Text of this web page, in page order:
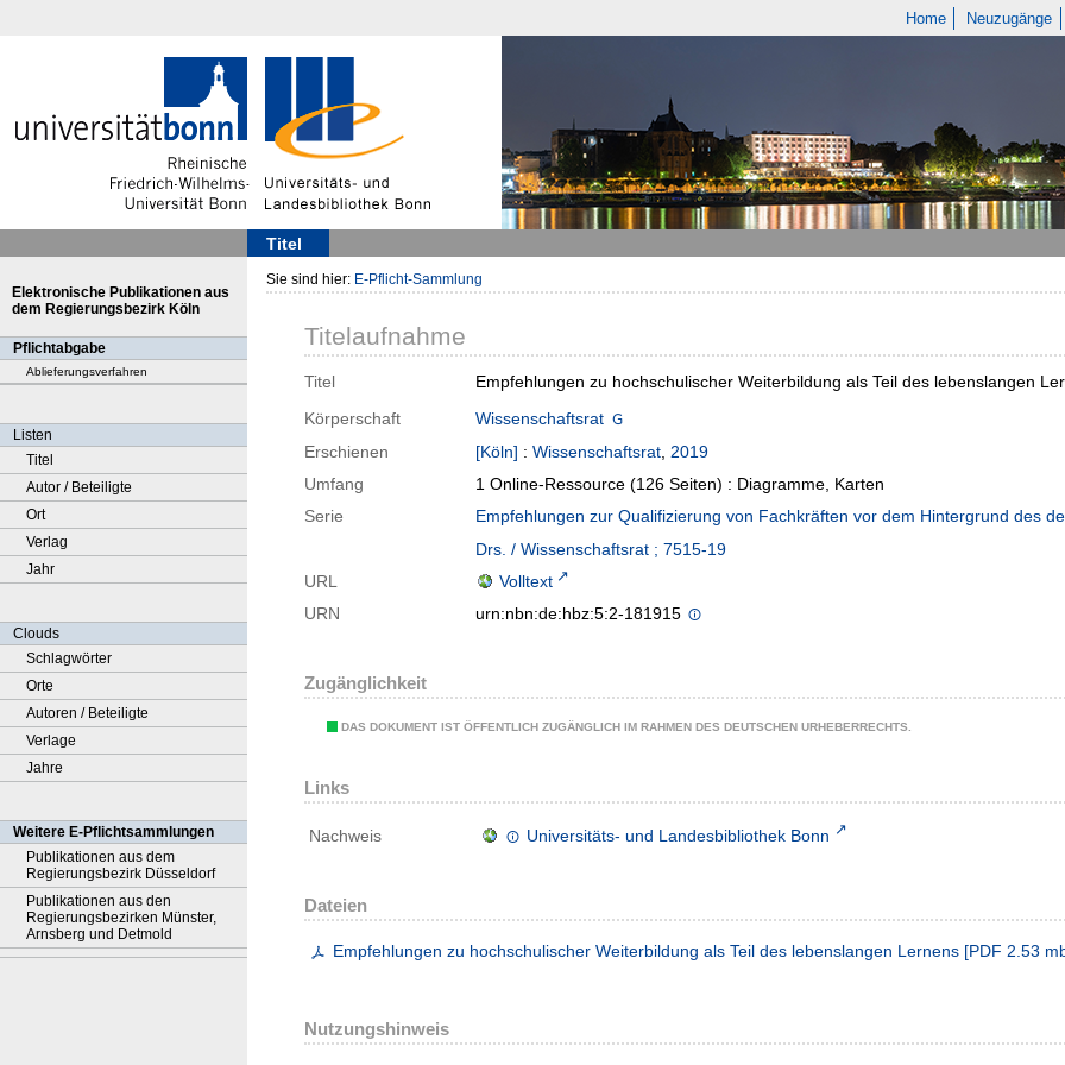
Home Neuzugänge
Titel
Elektronische Publikationen aus
dem Regierungsbezirk Köln
Pflichtabgabe
Ablieferungsverfahren
Listen
Titel
Autor / Beteiligte
Ort
Verlag
Jahr
Clouds
Schlagwörter
Orte
Autoren / Beteiligte
Verlage
Jahre
Weitere E-Pflichtsammlungen
Publikationen aus dem
Regierungsbezirk Düsseldorf
Publikationen aus den
Regierungsbezirken Münster,
Arnsberg und Detmold
Sie sind hier: E-Pflicht-Sammlung
Titelaufnahme
Titel
Empfehlungen zu hochschulischer Weiterbildung als Teil des lebenslangen
Körperschaft
Wissenschaftsrat
Erschienen
[Köln] : Wissenschaftsrat, 2019
Umfang
1 Online-Ressource (126 Seiten) : Diagramme, Karten
Serie
Empfehlungen zur Qualifizierung von Fachkräften vor dem Hintergrund des
Drs. / Wissenschaftsrat ; 7515-19
URL
Volltext
URN
urn:nbn:de:hbz:5:2-181915
Zugänglichkeit
DAS DOKUMENT IST ÖFFENTLICH ZUGÄNGLICH IM RAHMEN DES DEUTSCHEN URHEBERRECHTS.
Links
Nachweis Universitäts- und Landesbibliothek Bonn
Dateien
Empfehlungen zu hochschulischer Weiterbildung als Teil des lebenslangen Lernens [PDF 2.53
Nutzungshinweis